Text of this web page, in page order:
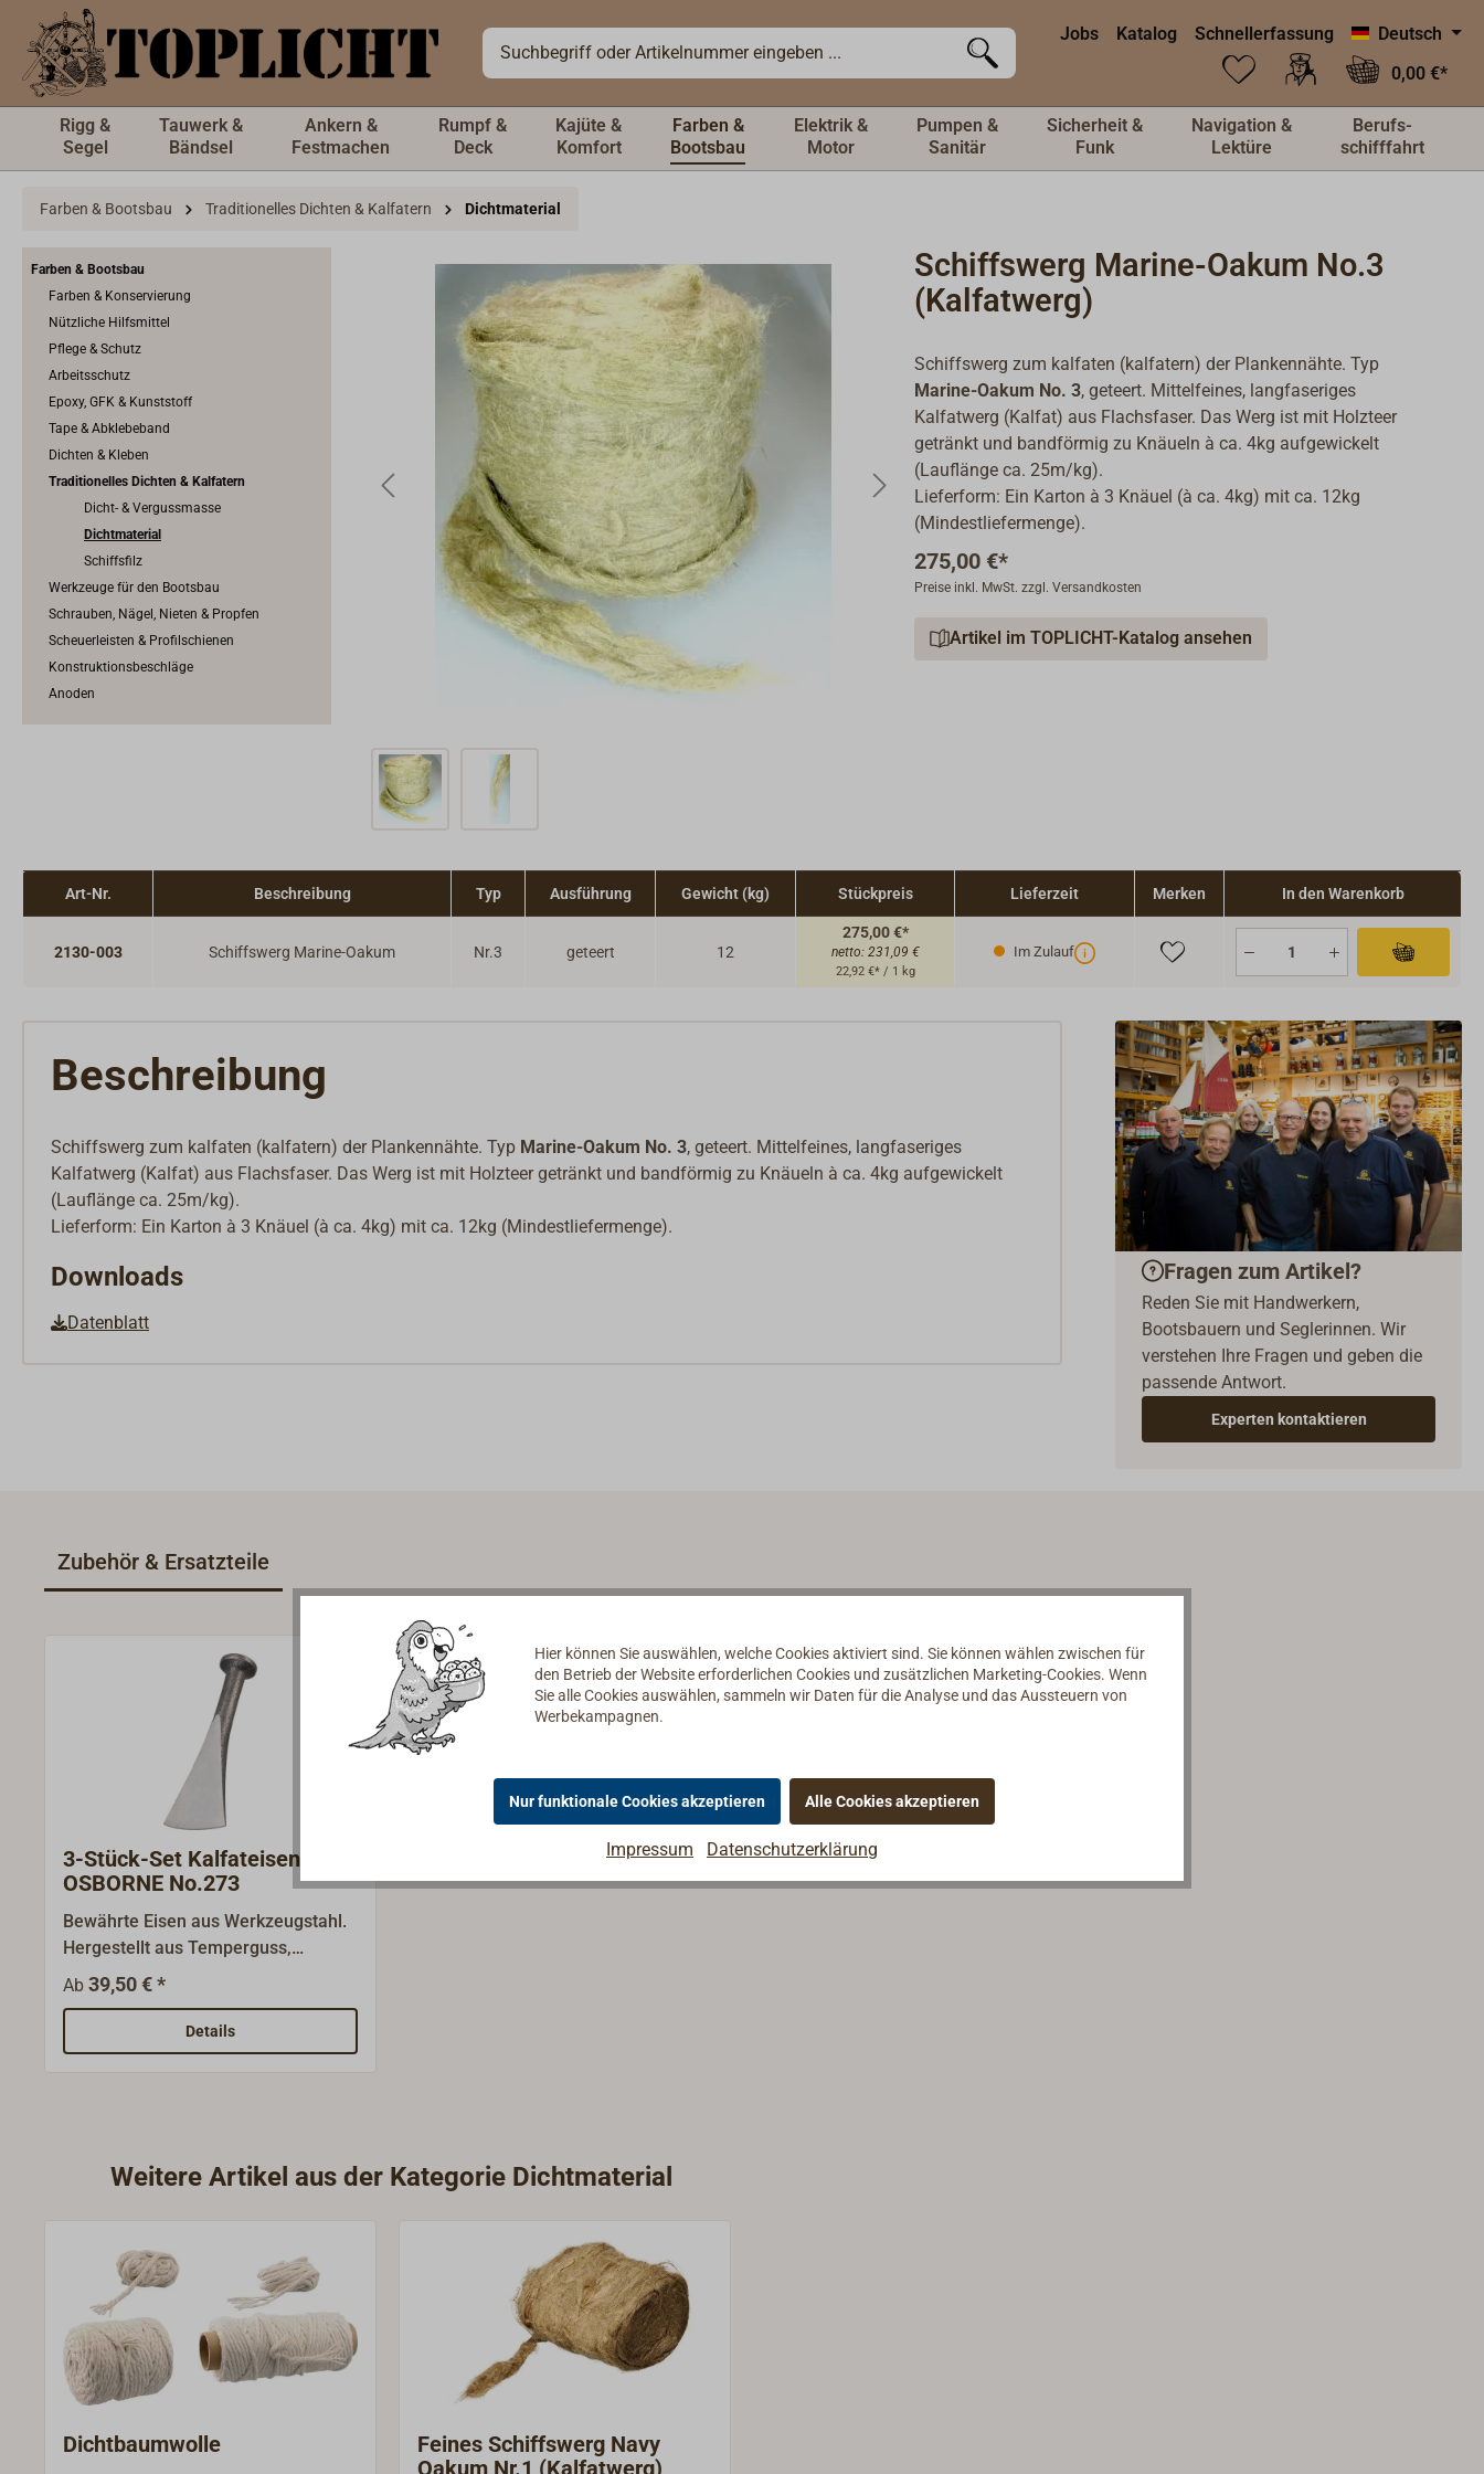
springen Jobs Katalog Schnellerfassung
Deutsch
0,00 €*
Rigg &
Segel
Tauwerk &
Bändsel
Ankern &
Festmachen
Rumpf &
Deck
Kajüte &
Komfort
Farben &
Bootsbau
Elektrik &
Motor
Pumpen &
Sanitär
Sicherheit &
Funk
Navigation &
Lektüre
Berufs-
schifffahrt
Farben & Bootsbau Traditionelles Dichten & Kalfatern Dichtmaterial
Farben & Bootsbau
Farben & Konservierung
Nützliche Hilfsmittel
Pflege & Schutz
Arbeitsschutz
Epoxy, GFK & Kunststoff
Tape & Abklebeband
Dichten & Kleben
Traditionelles Dichten & Kalfatern
Dicht- & Vergussmasse
Dichtmaterial
Schiffsfilz
Werkzeuge für den Bootsbau
Schrauben, Nägel, Nieten & Propfen
Scheuerleisten & Profilschienen
Konstruktionsbeschläge
Anoden
Schiffswerg Marine-Oakum No.3
(Kalfatwerg)
Schiffswerg zum kalfaten (kalfatern) der Plankennähte. Typ
Marine-Oakum No. 3, geteert. Mittelfeines, langfaseriges
Kalfatwerg (Kalfat) aus Flachsfaser. Das Werg ist mit Holzteer
getränkt und bandförmig zu Knäueln à ca. 4kg aufgewickelt
(Lauflänge ca. 25m/kg).
Lieferform: Ein Karton à 3 Knäuel (à ca. 4kg) mit ca. 12kg
(Mindestliefermenge).
275,00 €*
Preise inkl. MwSt. zzgl. Versandkosten
Artikel im TOPLICHT-Katalog ansehen
Art-Nr. Beschreibung Typ Ausführung Gewicht (kg) Stückpreis Lieferzeit Merken In den Warenkorb
2130-003 Schiffswerg Marine-Oakum Nr.3 geteert 12
275,00 €*
netto: 231,09 €
22,92 €* / 1 kg
Im Zulauf
Beschreibung
Schiffswerg zum kalfaten (kalfatern) der Plankennähte. Typ Marine-Oakum No. 3, geteert. Mittelfeines, langfaseriges
Kalfatwerg (Kalfat) aus Flachsfaser. Das Werg ist mit Holzteer getränkt und bandförmig zu Knäueln à ca. 4kg aufgewickelt
(Lauflänge ca. 25m/kg).
Lieferform: Ein Karton à 3 Knäuel (à ca. 4kg) mit ca. 12kg (Mindestliefermenge).
Downloads
Datenblatt
Fragen zum Artikel?
Reden Sie mit Handwerkern,
Bootsbauern und Seglerinnen. Wir
verstehen Ihre Fragen und geben die
passende Antwort.
Experten kontaktieren
Zubehör & Ersatzteile
3-Stück-Set Kalfateisen
OSBORNE No.273
Bewährte Eisen aus Werkzeugstahl.
Hergestellt aus Temperguss,
ölgehärtet. Die Klingen sind
geschliffen und poliert.Diese
Kalfateisen sind nur in gerader
Ausführung mit drei verschiedenen
Ab 39,50 € *
Details
Weitere Artikel aus der Kategorie Dichtmaterial
Dichtbaumwolle
Feines Schiffswerg Navy
Hier können Sie auswählen, welche Cookies aktiviert sind. Sie können wählen zwischen für
den Betrieb der Website erforderlichen Cookies und zusätzlichen Marketing-Cookies. Wenn
Sie alle Cookies auswählen, sammeln wir Daten für die Analyse und das Aussteuern von
Werbekampagnen.
Nur funktionale Cookies akzeptieren Alle Cookies akzeptieren
Impressum Datenschutzerklärung